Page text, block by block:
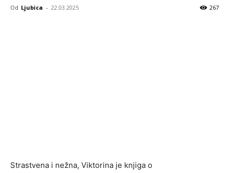
Od Ljubica - 22.03.2025 267
Strastvena i nežna, Viktorina je knjiga o